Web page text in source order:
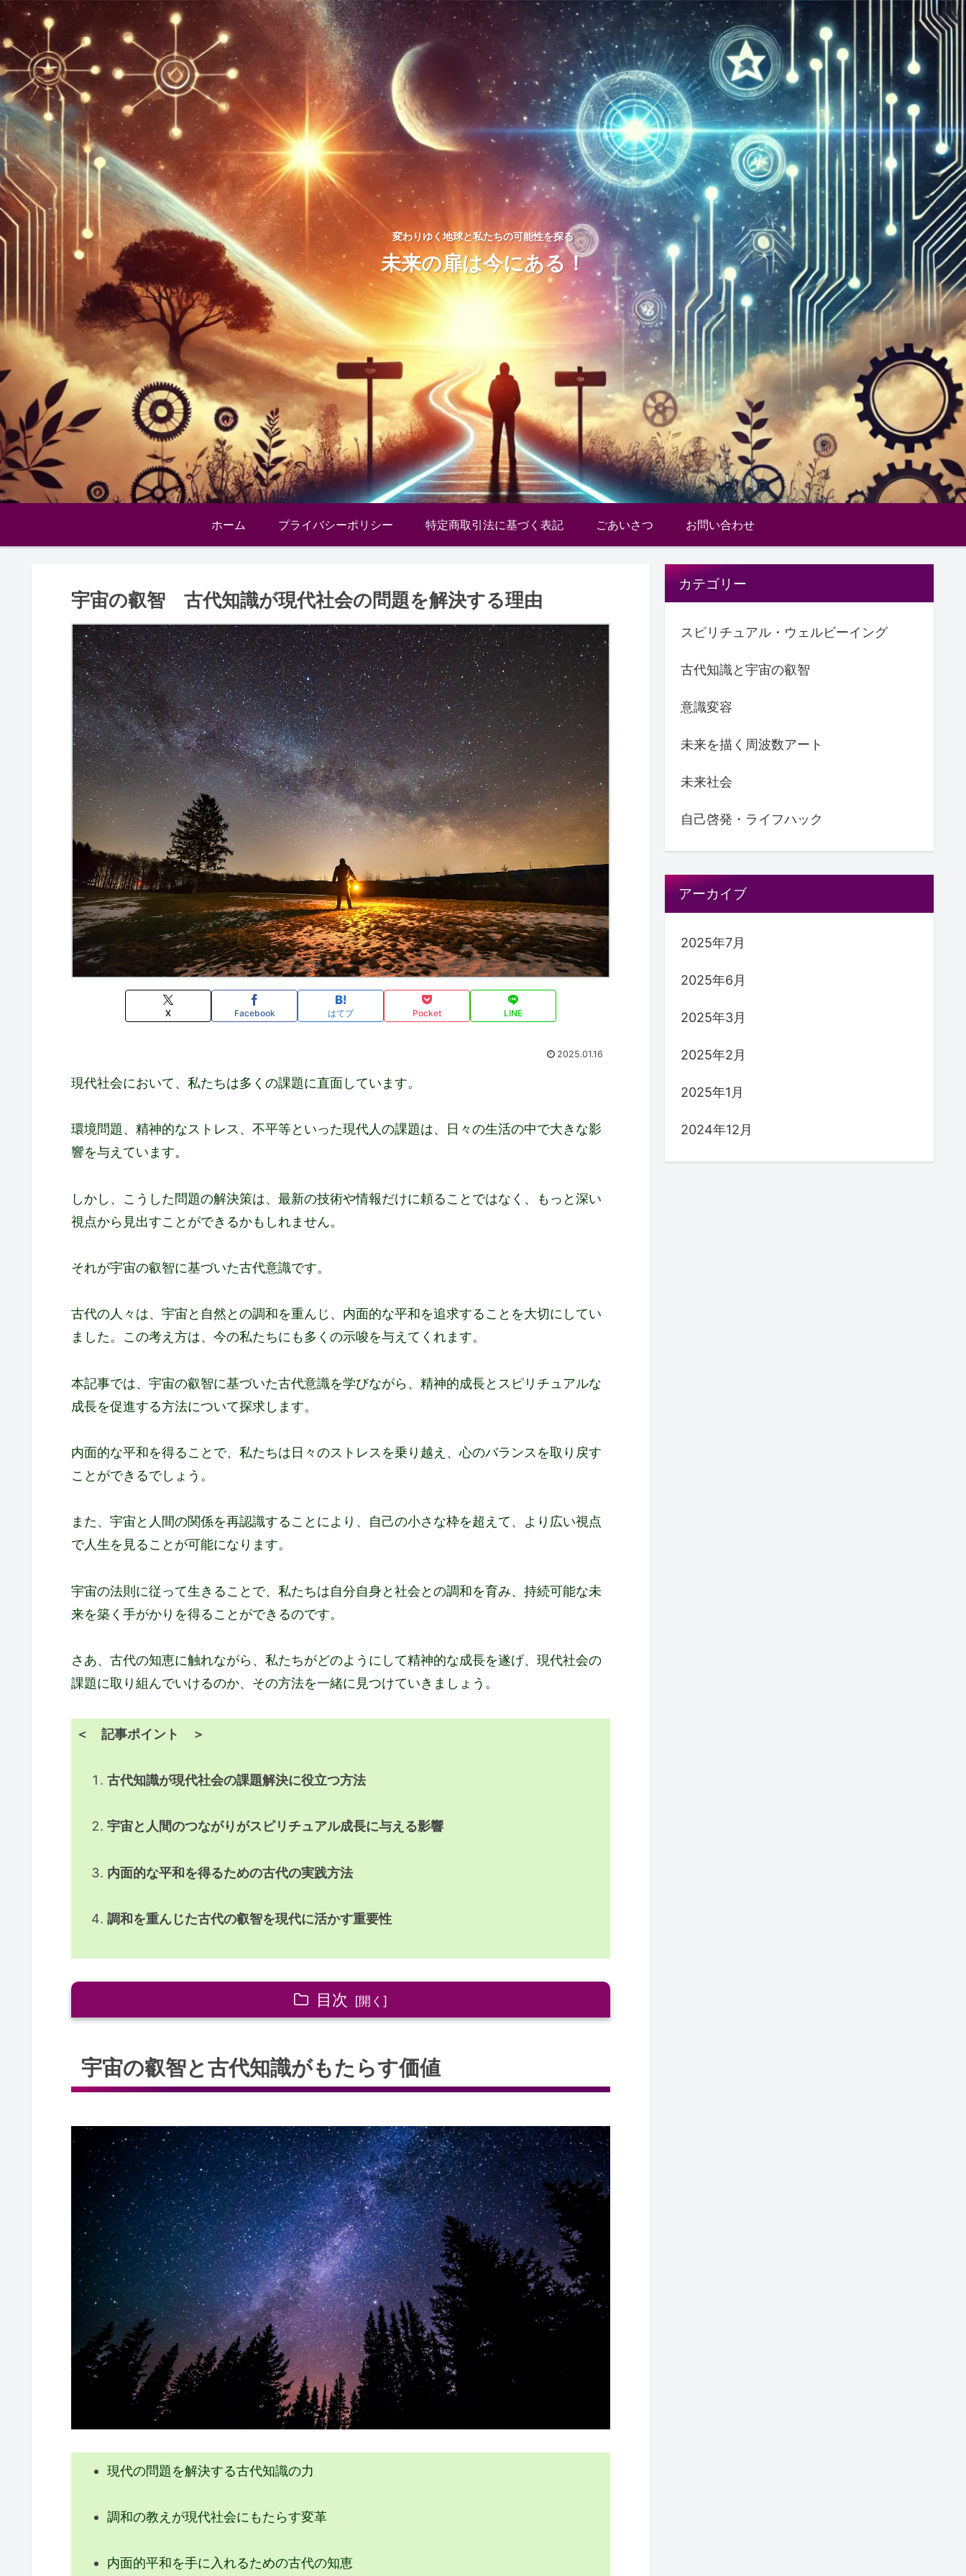
変わりゆく地球と私たちの可能性を探る
未来の扉は今にある！
ホーム プライバシーポリシー 特定商取引法に基づく表記 ごあいさつ お問い合わせ
宇宙の叡智 古代知識が現代社会の問題を解決する理由
X Facebook はてブ Pocket LINE
2025.01.16
現代社会において、私たちは多くの課題に直面しています。
環境問題、精神的なストレス、不平等といった現代人の課題は、日々の生活の中で大きな影
響を与えています。
しかし、こうした問題の解決策は、最新の技術や情報だけに頼ることではなく、もっと深い
視点から見出すことができるかもしれません。
それが宇宙の叡智に基づいた古代意識です。
古代の人々は、宇宙と自然との調和を重んじ、内面的な平和を追求することを大切にしてい
ました。この考え方は、今の私たちにも多くの示唆を与えてくれます。
本記事では、宇宙の叡智に基づいた古代意識を学びながら、精神的成長とスピリチュアルな
成長を促進する方法について探求します。
内面的な平和を得ることで、私たちは日々のストレスを乗り越え、心のバランスを取り戻す
ことができるでしょう。
また、宇宙と人間の関係を再認識することにより、自己の小さな枠を超えて、より広い視点
で人生を見ることが可能になります。
宇宙の法則に従って生きることで、私たちは自分自身と社会との調和を育み、持続可能な未
来を築く手がかりを得ることができるのです。
さあ、古代の知恵に触れながら、私たちがどのようにして精神的な成長を遂げ、現代社会の
課題に取り組んでいけるのか、その方法を一緒に見つけていきましょう。
＜ 記事ポイント ＞
古代知識が現代社会の課題解決に役立つ方法
宇宙と人間のつながりがスピリチュアル成長に与える影響
内面的な平和を得るための古代の実践方法
調和を重んじた古代の叡智を現代に活かす重要性
目次
現代の問題を解決する古代知識の力
調和の教えが現代社会にもたらす変革
スピリチュアル成長を加速する秘訣とは？
宇宙と人間のつながりを再発見する方法
宇宙の叡智 古代知識が今の人類を導く
古代の叡智が現代人に示す進むべき道
宇宙の法則に従い、社会の調和を創る方法
内面の変革を促す古代知識の力
宇宙と人間の関係が現代の生き方をどう変えるか
宇宙の叡智がスピリチュアルに導く理由は
古代知識を生活に活かす具体的な実践法
宇宙の叡智 古代知識を現代に活かす総括
宇宙の叡智と古代知識がもたらす価値
現代の問題を解決する古代知識の力
調和の教えが現代社会にもたらす変革
内面的平和を手に入れるための古代の知恵
カテゴリー
スピリチュアル・ウェルビーイング
古代知識と宇宙の叡智
意識変容
未来を描く周波数アート
未来社会
自己啓発・ライフハック
アーカイブ
2025年7月
2025年6月
2025年3月
2025年2月
2025年1月
2024年12月